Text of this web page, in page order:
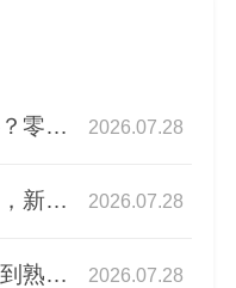
如何快速学会拼音打字？零基础快速学会拼音盲打！ 2026.07.28
电脑打字软件如何使用，新手快速熟悉盲打 2026.07.28
零基础学五笔：从字根到熟练，高效打字入门指南 2026.07.28